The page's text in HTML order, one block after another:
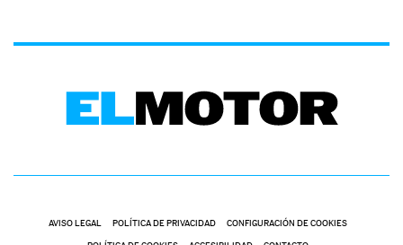
AVISO LEGAL POLÍTICA DE PRIVACIDAD CONFIGURACIÓN DE COOKIES